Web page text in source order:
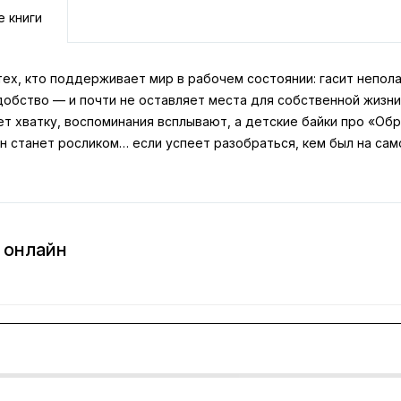
книги
кто поддерживает мир в рабочем состоянии: гасит
— и почти не оставляет места для собственной
хватку, воспоминания всплывают, а детские байки про
станет росликом… если успеет разобраться, кем был на